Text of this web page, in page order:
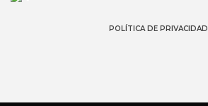
POLÍTICA DE PRIVACIDAD